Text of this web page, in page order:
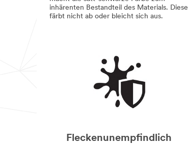
inhärenten Bestandteil des Materials. Diese
färbt nicht ab oder bleicht sich aus.
Fleckenunempfindlich